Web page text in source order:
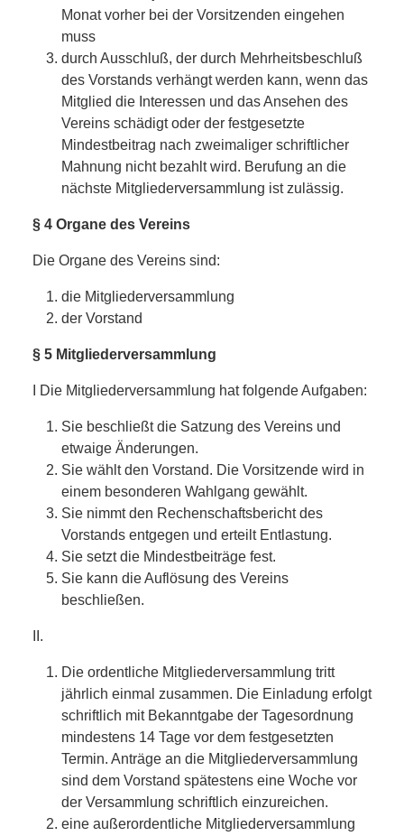
Monat vorher bei der Vorsitzenden eingehen
muss
durch Ausschluß, der durch Mehrheitsbeschluß
des Vorstands verhängt werden kann, wenn das
Mitglied die Interessen und das Ansehen des
Vereins schädigt oder der festgesetzte
Mindestbeitrag nach zweimaliger schriftlicher
Mahnung nicht bezahlt wird. Berufung an die
nächste Mitgliederversammlung ist zulässig.
§ 4 Organe des Vereins
Die Organe des Vereins sind:
die Mitgliederversammlung
der Vorstand
§ 5 Mitgliederversammlung
I Die Mitgliederversammlung hat folgende Aufgaben:
Sie beschließt die Satzung des Vereins und
etwaige Änderungen.
Sie wählt den Vorstand. Die Vorsitzende wird in
einem besonderen Wahlgang gewählt.
Sie nimmt den Rechenschaftsbericht des
Vorstands entgegen und erteilt Entlastung.
Sie setzt die Mindestbeiträge fest.
Sie kann die Auflösung des Vereins
beschließen.
II.
Die ordentliche Mitgliederversammlung tritt
jährlich einmal zusammen. Die Einladung erfolgt
schriftlich mit Bekanntgabe der Tagesordnung
mindestens 14 Tage vor dem festgesetzten
Termin. Anträge an die Mitgliederversammlung
sind dem Vorstand spätestens eine Woche vor
der Versammlung schriftlich einzureichen.
eine außerordentliche Mitgliederversammlung